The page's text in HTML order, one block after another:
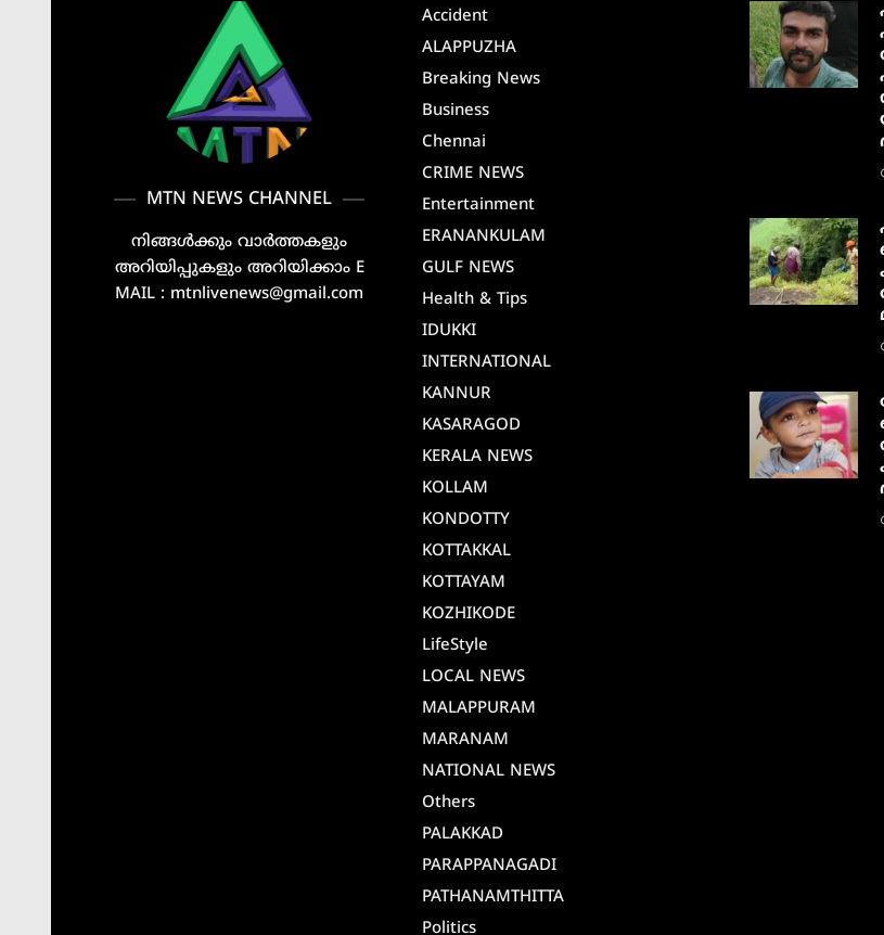
MTN NEWS CHANNEL
നിങ്ങൾക്കും വാർത്തകളും
അറിയിപ്പുകളും അറിയിക്കാം E
MAIL : mtnlivenews@gmail.com
Accident
ALAPPUZHA
Breaking News
Business
Chennai
CRIME NEWS
Entertainment
ERANANKULAM
GULF NEWS
Health & Tips
IDUKKI
INTERNATIONAL
KANNUR
KASARAGOD
KERALA NEWS
KOLLAM
KONDOTTY
KOTTAKKAL
KOTTAYAM
KOZHIKODE
LifeStyle
LOCAL NEWS
MALAPPURAM
MARANAM
NATIONAL NEWS
Others
PALAKKAD
PARAPPANAGADI
PATHANAMTHITTA
Politics